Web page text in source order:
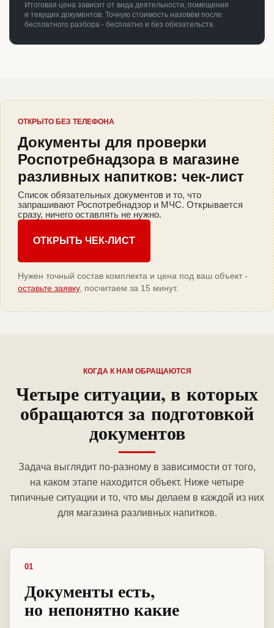
Итоговая цена зависит от вида деятельности, помещения
и текущих документов. Точную стоимость назовём после
бесплатного разбора - бесплатно и без обязательств.
ОТКРЫТО БЕЗ ТЕЛЕФОНА
Документы для проверки
Роспотребнадзора в магазине
разливных напитков: чек-лист
Список обязательных документов и то, что
запрашивают Роспотребнадзор и МЧС. Открывается
сразу, ничего оставлять не нужно.
ОТКРЫТЬ ЧЕК-ЛИСТ
Нужен точный состав комплекта и цена под ваш объект -
оставьте заявку, посчитаем за 15 минут.
КОГДА К НАМ ОБРАЩАЮТСЯ
Четыре ситуации, в которых
обращаются за подготовкой
документов
Задача выглядит по-разному в зависимости от того,
на каком этапе находится объект. Ниже четыре
типичные ситуации и то, что мы делаем в каждой из них
для магазина разливных напитков.
01
Документы есть,
но непонятно какие